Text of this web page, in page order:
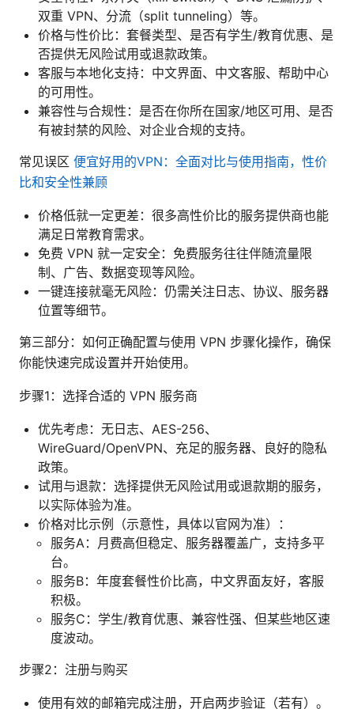
双重 VPN、分流（split tunneling）等。
价格与性价比：套餐类型、是否有学生/教育优惠、是
否提供无风险试用或退款政策。
客服与本地化支持：中文界面、中文客服、帮助中心
的可用性。
兼容性与合规性：是否在你所在国家/地区可用、是否
有被封禁的风险、对企业合规的支持。
常见误区 便宜好用的VPN：全面对比与使用指南，性价
比和安全性兼顾
价格低就一定更差：很多高性价比的服务提供商也能
满足日常教育需求。
免费 VPN 就一定安全：免费服务往往伴随流量限
制、广告、数据变现等风险。
一键连接就毫无风险：仍需关注日志、协议、服务器
位置等细节。
第三部分：如何正确配置与使用 VPN 步骤化操作，确保
你能快速完成设置并开始使用。
步骤1：选择合适的 VPN 服务商
优先考虑：无日志、AES-256、
WireGuard/OpenVPN、充足的服务器、良好的隐私
政策。
试用与退款：选择提供无风险试用或退款期的服务，
以实际体验为准。
价格对比示例（示意性，具体以官网为准）：
服务A：月费高但稳定、服务器覆盖广，支持多平
台。
服务B：年度套餐性价比高，中文界面友好，客服
积极。
服务C：学生/教育优惠、兼容性强、但某些地区速
度波动。
步骤2：注册与购买
使用有效的邮箱完成注册，开启两步验证（若有）。